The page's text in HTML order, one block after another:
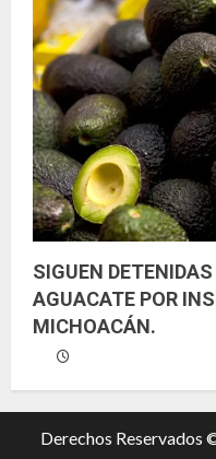
SIGUEN
AGUACATE POR
MICHOACÁN.
Derechos